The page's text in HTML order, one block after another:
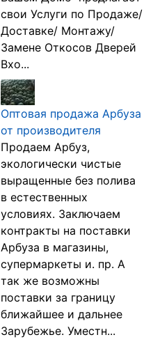
свои Услуги по Продаже/
Доставке/ Монтажу/
Замене Откосов Дверей
Вхо...
Оптовая продажа Арбуза
от производителя
Продаем Арбуз,
экологически чистые
выращенные без полива
в естественных
условиях. Заключаем
контракты на поставки
Арбуза в магазины,
супермаркеты и. пр. А
так же возможны
поставки за границу
ближайшее и дальнее
Зарубежье. Уместн...